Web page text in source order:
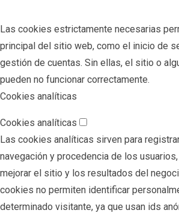
Las cookies estrictamente necesarias
principal del sitio web, como el inicio de
gestión de cuentas. Sin ellas, el sitio o
pueden no funcionar correctamente.
Cookies analíticas
Cookies analíticas
Las cookies analíticas sirven para
navegación y procedencia de los
mejorar el sitio y los resultados del
cookies no permiten identificar
determinado visitante, ya que usan ids